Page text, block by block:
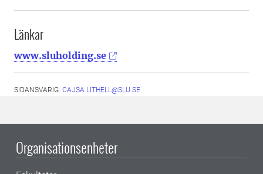
Länkar
www.sluholding.se
SIDANSVARIG: CAJSA.LITHELL@SLU.SE
Organisationsenheter